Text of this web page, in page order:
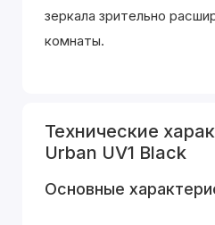
зеркала зрительно
комнаты.
Технические
Urban UV1 Black
Основные